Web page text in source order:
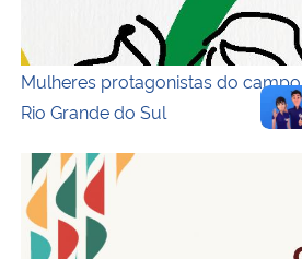
Mulheres protagonistas do
Rio Grande do Sul
Capa